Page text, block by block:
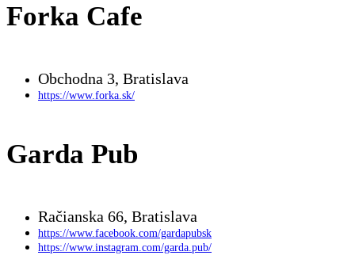
Forka Cafe
Obchodna 3, Bratislava
https://www.forka.sk/
Garda Pub
Račianska 66, Bratislava
https://www.facebook.com/gardapubsk
https://www.instagram.com/garda.pub/